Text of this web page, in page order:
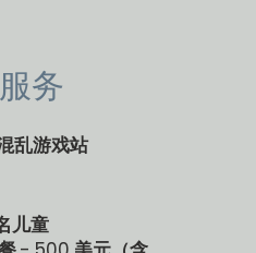
务
乱游戏站
儿童